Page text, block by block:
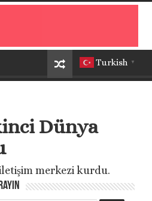
Turkish ▼
Dünya
merkezi kurdu.